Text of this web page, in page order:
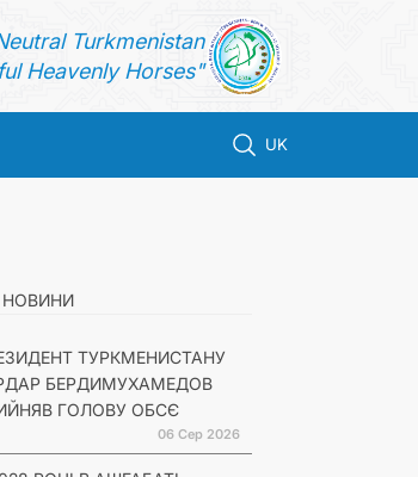
Turkmenistan
Heavenly Horses"
UK
НОВИНИ
ТУРКМЕНИСТАНУ
БЕРДИМУХАМЕДОВ
ГОЛОВУ ОБСЄ
06 Сер 2026